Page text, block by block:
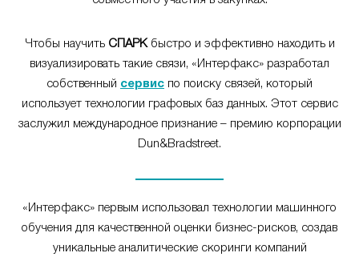
Чтобы научить СПАРКбыстро и эффективно находить и
визуализировать такие связи, «Интерфакс» разработал
собственный сервис по поиску связей, который
использует технологии графовых баз данных. Этот сервис
заслужил международное признание – премию корпорации
Dun&Bradstreet.
«Интерфакс» первым использовал технологии машинного
обучения для качественной оценки бизнес-рисков, создав
уникальные аналитические скоринги компаний